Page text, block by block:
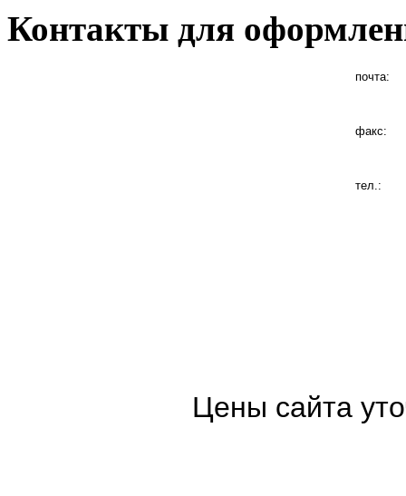
Контакты для
почта:
факс:
тел.:
Цены сайта